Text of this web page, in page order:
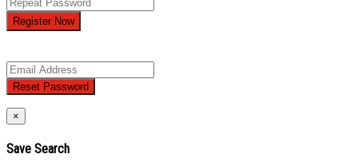
Register Now
×
Save Search